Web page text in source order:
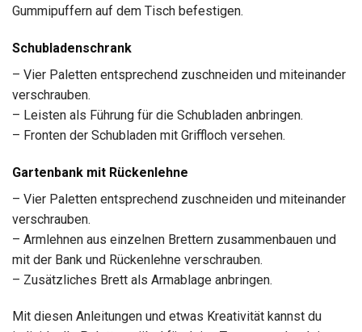
Gummipuffern auf dem Tisch befestigen.
Schubladenschrank
– Vier Paletten entsprechend zuschneiden und miteinander
verschrauben.
– Leisten als Führung für die Schubladen anbringen.
– Fronten der Schubladen mit Griffloch versehen.
Gartenbank mit Rückenlehne
– Vier Paletten entsprechend zuschneiden und miteinander
verschrauben.
– Armlehnen aus einzelnen Brettern zusammenbauen und
mit der Bank und Rückenlehne verschrauben.
– Zusätzliches Brett als Armablage anbringen.
Mit diesen Anleitungen und etwas Kreativität kannst du